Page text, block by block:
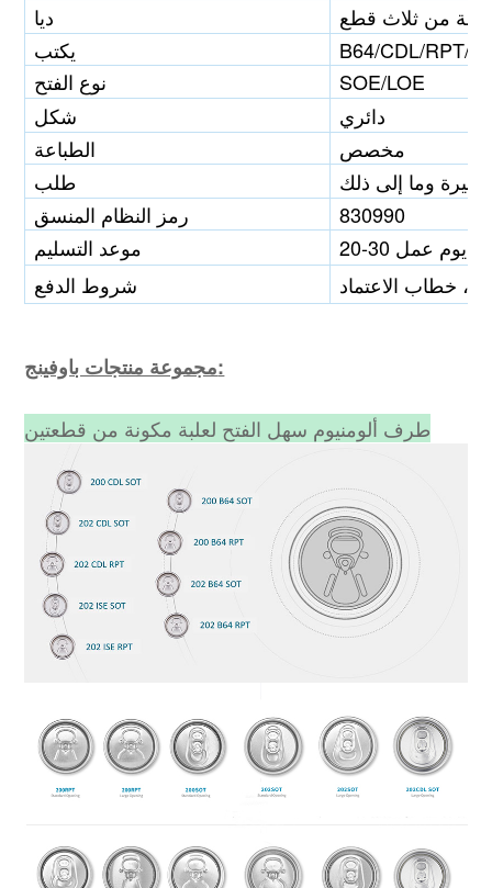
ديا
يكتب
B64/CDL/RPT/
نوع الفتح
SOE/LOE
شكل
دائري
الطباعة
مخصص
طلب
رمز النظام المنسق
830990
موعد التسليم
20-30 يوم عمل
شروط الدفع
خطاب الاعتماد
مجموعة منتجات باوفينج:
طرف ألومنيوم سهل الفتح لعلبة مكونة من قطعتين